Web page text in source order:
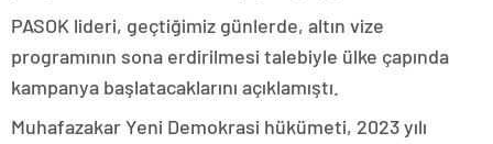
PASOK lideri, geçtiğimiz günlerde, altın vize
programının sona erdirilmesi talebiyle ülke çapında
kampanya başlatacaklarını açıklamıştı.
Muhafazakar Yeni Demokrasi hükümeti, 2023 yılı